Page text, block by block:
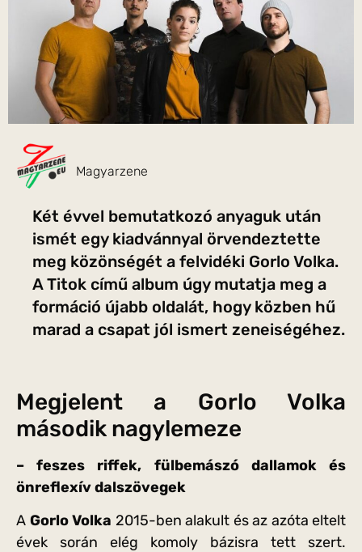
Magyarzene
Két évvel bemutatkozó anyaguk után
ismét egy kiadvánnyal örvendeztette
meg közönségét a felvidéki Gorlo Volka.
A Titok című album úgy mutatja meg a
formáció újabb oldalát, hogy közben hű
marad a csapat jól ismert zeneiségéhez.
Megjelent a Gorlo Volka
második nagylemeze
– feszes riffek, fülbemászó dallamok és
önreflexív dalszövegek
A Gorlo Volka 2015-ben alakult és az azóta eltelt
évek során elég komoly bázisra tett szert.